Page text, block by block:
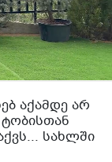
აქამდე არ
სახლში